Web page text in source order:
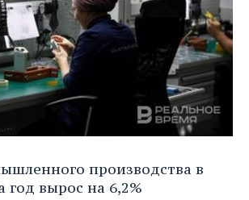
производства в
год вырос на 6,2%